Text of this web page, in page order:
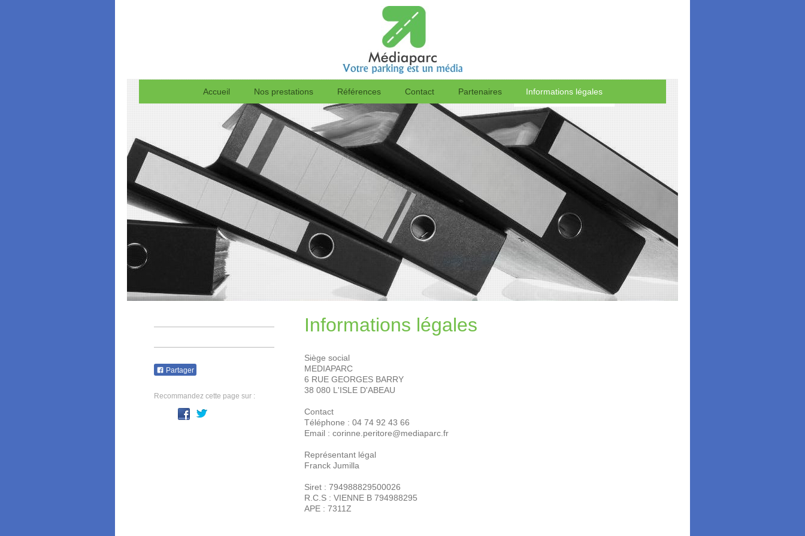
Accueil Nos prestations Références Contact Partenaires Informations légales
Informations légales
Siège social
MEDIAPARC
6 RUE GEORGES BARRY
38 080 L'ISLE D'ABEAU
Contact
Téléphone : 04 74 92 43 66
Email : corinne.peritore@mediaparc.fr
Représentant légal
Franck Jumilla
Siret : 794988829500026
R.C.S : VIENNE B 794988295
APE : 7311Z
Partager
Recommandez cette page sur :